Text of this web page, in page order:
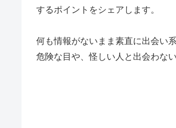
するポイントをシェアします。
何も情報がないまま素直に出会い
危険な目や、怪しい人と出会わな